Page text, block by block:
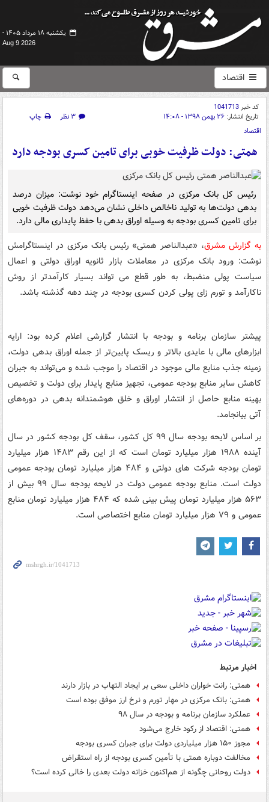
یکشنبه ۱۸ مرداد ۱۴۰۵ -
Aug 9 2026
اقتصاد
کد خبر1041713
تاریخ انتشار: ۲۶ بهمن ۱۳۹۸ - ۱۴:۰۸ ۳ نظر
چاپ
اقتصاد
همتی: دولت ظرفیت خوبی برای تامین کسری بودجه دارد
رئیس کل بانک مرکزی در صفحه اینستاگرام خود نوشت: میزان درصد
بدهی دولت‌ها به تولید ناخالص داخلی نشان می‌دهد دولت ظرفیت خوبی
برای تامین کسری بودجه به وسیله اوراق بدهی با حفظ پایداری مالی دارد.
به گزارش مشرق، «عبدالناصر همتی» رئیس بانک مرکزی در اینستاگرامش
نوشت: ورود بانک مرکزی در معاملات بازار ثانویه اوراق دولتی و اعمال
سیاست پولی منضبط، به طور قطع می تواند بسیار کارآمدتر از روش
ناکارآمد و تورم زای پولی کردن کسری بودجه در چند دهه گذشته باشد.
پیشتر سازمان برنامه و بودجه با انتشار گزارشی اعلام کرده بود: ارایه
ابزارهای مالی با عایدی بالاتر و ریسک پایین‌تر از جمله اوراق بدهی دولت،
زمینه جذب منابع مالی موجود در اقتصاد را موجب شده و می‌تواند به جبران
کاهش سایر منابع بودجه عمومی، تجهیز منابع پایدار برای دولت و تخصیص
بهینه منابع حاصل از انتشار اوراق و خلق هوشمندانه بدهی در دوره‌های
آتی بیانجامد.
بر اساس لایحه بودجه سال ۹۹ کل کشور، سقف کل بودجه کشور در سال
آینده ۱۹۸۸ هزار میلیارد تومان است که از این رقم ۱۴۸۳ هزار میلیارد
تومان بودجه شرکت های دولتی و ۴۸۴ هزار میلیارد تومان بودجه عمومی
دولت است. منابع بودجه عمومی دولت در لایحه بودجه سال ۹۹ بیش از
۵۶۳ هزار میلیارد تومان پیش بینی شده که ۴۸۴ هزار میلیارد تومان منابع
عمومی و ۷۹ هزار میلیارد تومان منابع اختصاصی است.
اخبار مرتبط
همتی: رانت خواران داخلی سعی بر ایجاد التهاب در بازار دارند
همتی: بانک مرکزی در مهار تورم و نرخ ارز موفق بوده است
عملکرد سازمان برنامه و بودجه در سال ۹۸
همتی: اقتصاد از رکود خارج می‌شود
مجوز ۱۵۰ هزار میلیاردی دولت برای جبران کسری بودجه
مخالفت دوباره همتی با تأمین کسری بودجه از راه استقراض
دولت روحانی چگونه از هم‌اکنون خزانه دولت بعدی را خالی کرده است؟